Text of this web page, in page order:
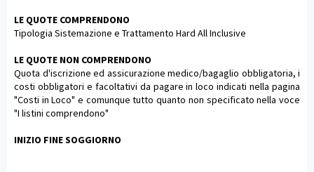
LE QUOTE COMPRENDONO
Tipologia Sistemazione e Trattamento Hard All Inclusive
LE QUOTE NON COMPRENDONO
Quota d'iscrizione ed assicurazione medico/bagaglio obbligatoria, i
costi obbligatori e facoltativi da pagare in loco indicati nella pagina
"Costi in Loco" e comunque tutto quanto non specificato nella voce
"I listini comprendono"
INIZIO FINE SOGGIORNO